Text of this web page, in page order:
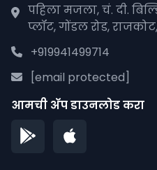
पहिला मजला, चं. दी.
प्लॉट, गोंडल रोड,
+919941499714
[email protected]
आमची अ‍ॅप डाउनलोड करा